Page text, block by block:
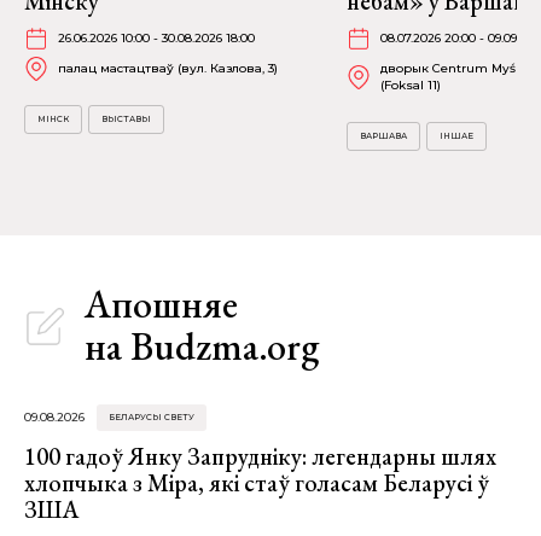
26.06.2026 10:00 - 30.08.2026 18:00
палац мастацтваў (вул. Казлова, 3)
МІНСК ВЫСТАВЫ
08.07.2026 20:00 -
дворык Centrum Myśli
(Foksal 11)
ВАРШАВА ІНШАЕ
Апошняе
на Budzma.org
09.08.2026 БЕЛАРУСЫ СВЕТУ
100 гадоў Янку Запрудніку: легендарны шлях
хлопчыка з Міра, які стаў голасам Беларусі ў
ЗША